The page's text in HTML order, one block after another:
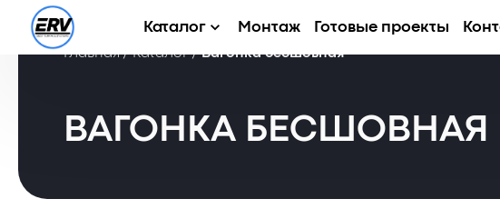
Каталог Монтаж Готовые проекты
Главная / Каталог / Вагонка бесшовная
ВАГОНКА БЕСШОВНАЯ